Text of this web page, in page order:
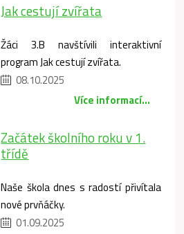
Jak cestují zvířata
Žáci 3.B navštívili interaktivní
program Jak cestují zvířata.
08.10.2025
Více informací...
Začátek školního roku v 1.
třídě
Naše škola dnes s radostí přivítala
nové prvňáčky.
01.09.2025